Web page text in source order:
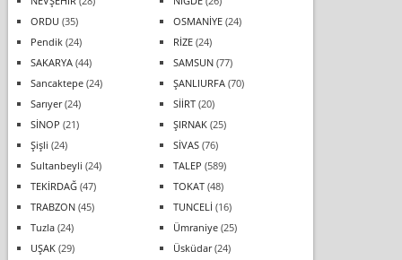
ORDU (35) OSMANİYE(24)
Pendik(24) RİZE(24)
SAKARYA(44) SAMSUN(77)
Sancaktepe(24) ŞANLIURFA(70)
Sarıyer(24) SİİRT(20)
SİNOP (21) ŞIRNAK(25)
Şişli (24) SİVAS(76)
Sultanbeyli (24) TALEP (589)
TEKİRDAĞ(47) TOKAT(48)
TRABZON(45) TUNCELİ (16)
Tuzla(24) Ümraniye(25)
UŞAK(29) Üsküdar(24)